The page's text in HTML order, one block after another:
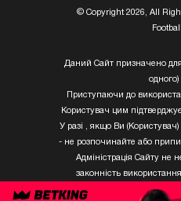
© Copyright 2026, All
Даний Сайт призначено для
одного)
Приступаючи до
Користувач цим
У разі , якщо Ви (Користувач)
- не розпочинайте або
Адміністрація Сайту не
законність
Користувачем, який не